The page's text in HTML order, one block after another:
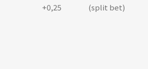
+0,25
(split bet)